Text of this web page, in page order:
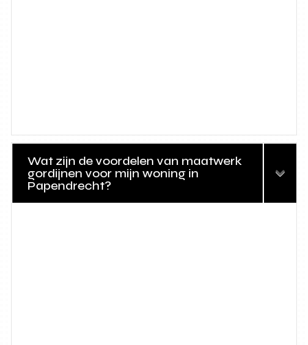
Wat zijn de voordelen van maatwerk
gordijnen voor mijn woning in
Papendrecht?